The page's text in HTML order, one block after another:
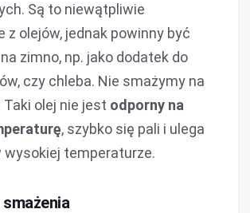
Są to niewątpliwie
z olejów, jednak powinny być
zimno, np. jako dodatek do
czy chleba. Nie smażymy na
olej nie jest odporny na
, szybko się pali i ulega
wysokiej temperaturze.